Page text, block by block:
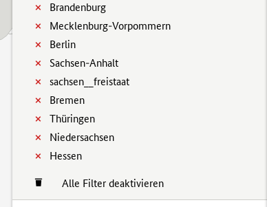
Brandenburg
Mecklenburg-Vorpommern
Berlin
Sachsen-Anhalt
sachsen__freistaat
Bremen
Thüringen
Niedersachsen
Hessen
Alle Filter deaktivieren